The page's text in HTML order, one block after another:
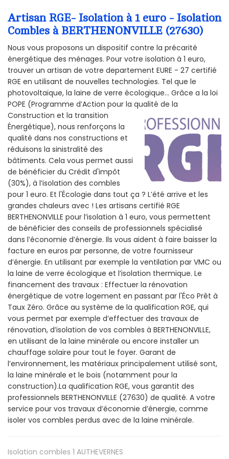
Artisan RGE- Isolation à 1 euro - Isolation
Combles à BERTHENONVILLE (27630)
Nous vous proposons un dispositif contre la précarité
énergétique des ménages. Pour votre isolation à 1 euro,
trouver un artisan de votre departement EURE - 27 certifié
RGE en utilisant de nouvelles technologies. Tel que le
photovoltaïque, la laine de verre écologique... Grâce a la loi
POPE (Programme d’Action pour la qualité de la
Construction et la transition
Énergétique), nous renforçons la
qualité dans nos constructions et
réduisons la sinistralité des
bâtiments. Cela vous permet aussi
de bénéficier du Crédit d'impôt
(30%), à l’isolation des combles
pour 1 euro. Et l'Écologie dans tout ça ? L’été arrive et les
grandes chaleurs avec ! Les artisans certifié RGE
BERTHENONVILLE pour l’isolation à 1 euro, vous permettent
de bénéficier des conseils de professionnels spécialisé
dans l’économie d’énergie. Ils vous aident à faire baisser la
facture en euros par personne, de votre fournisseur
d’énergie. En utilisant par exemple la ventilation par VMC ou
la laine de verre écologique et l’isolation thermique. Le
financement des travaux : Effectuer la rénovation
énergétique de votre logement en passant par l'Éco Prêt à
Taux Zéro. Grâce au système de la qualification RGE, qui
vous permet par exemple d’effectuer des travaux de
rénovation, d’isolation de vos combles à BERTHENONVILLE,
en utilisant de la laine minérale ou encore installer un
chauffage solaire pour tout le foyer. Garant de
l’environnement, les matériaux principalement utilisé sont,
la laine minérale et le bois (notamment pour la
construction).La qualification RGE, vous garantit des
professionnels BERTHENONVILLE (27630) de qualité. A votre
service pour vos travaux d’économie d’énergie, comme
isoler vos combles perdus avec de la laine minérale.
Isolation combles 1 AUTHEVERNES